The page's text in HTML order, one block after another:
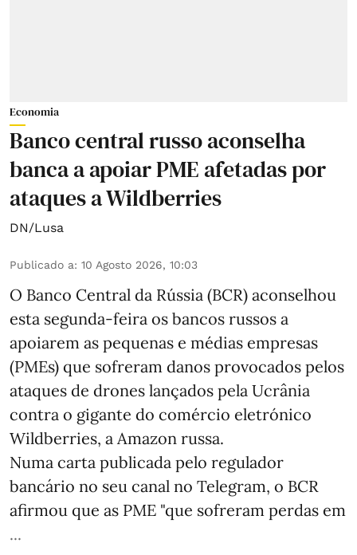
Economia
Banco central russo aconselha
banca a apoiar PME afetadas por
ataques a Wildberries
DN/Lusa
Publicado a: 10 Agosto 2026, 10:03
O Banco Central da Rússia (BCR) aconselhou
esta segunda-feira os bancos russos a
apoiarem as pequenas e médias empresas
(PMEs) que sofreram danos provocados pelos
ataques de drones lançados pela Ucrânia
contra o gigante do comércio eletrónico
Wildberries, a Amazon russa.
Numa carta publicada pelo regulador
bancário no seu canal no Telegram, o BCR
afirmou que as PME "que sofreram perdas em
...